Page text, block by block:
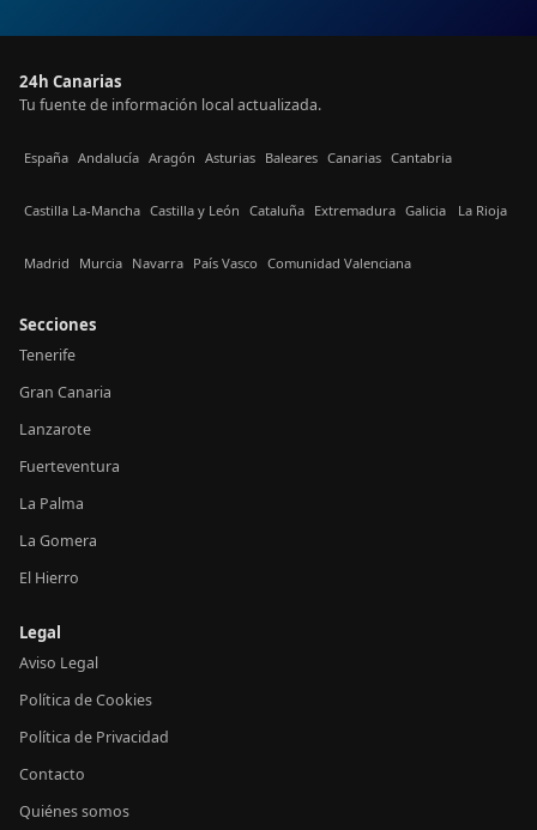
24h Canarias
Tu fuente de información local actualizada.
España Andalucía Aragón Asturias Baleares Canarias Cantabria
Castilla La-Mancha Castilla y León Cataluña Extremadura Galicia La Rioja
Madrid Murcia Navarra País Vasco Comunidad Valenciana
Secciones
Tenerife
Gran Canaria
Lanzarote
Fuerteventura
La Palma
La Gomera
El Hierro
Legal
Aviso Legal
Política de Cookies
Política de Privacidad
Contacto
Quiénes somos